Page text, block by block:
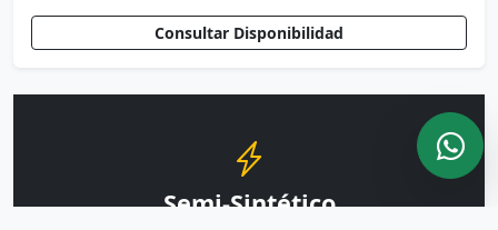
Consultar Disponibilidad
Semi-Sintético